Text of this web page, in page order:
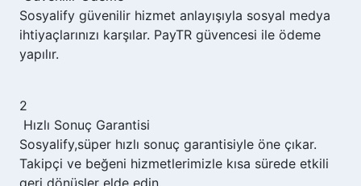
Sosyalify güvenilir hizmet anlayışıyla sosyal medya
ihtiyaçlarınızı karşılar. PayTR güvencesi ile ödeme
yapılır.
2
Hızlı Sonuç Garantisi
Sosyalify,süper hızlı sonuç garantisiyle öne çıkar.
Takipçi ve beğeni hizmetlerimizle kısa sürede etkili
geri dönüşler elde edin.